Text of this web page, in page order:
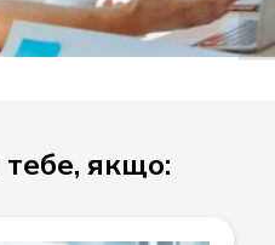
якщо: